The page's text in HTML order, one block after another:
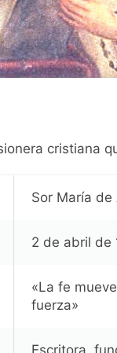
cristiana
Sor María de
2 de abril de
«La fe
fuerza»